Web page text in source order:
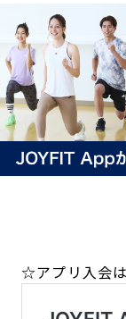
☆アプリ入会